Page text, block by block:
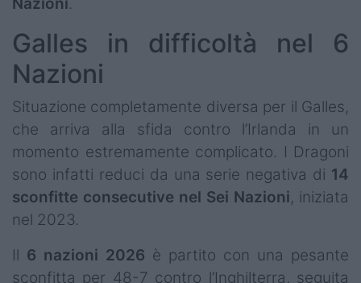
Nazioni.
Galles in difficoltà nel 6
Nazioni
Situazione completamente diversa per il Galles,
che arriva alla sfida contro l’Irlanda in un
momento estremamente complicato. I Dragoni
sono infatti reduci da una serie negativa di 14
sconfitte consecutive nel Sei Nazioni, iniziata
nel 2023.
Il 6 nazioni 2026 è partito con una pesante
sconfitta per 48-7 contro l’Inghilterra, seguita